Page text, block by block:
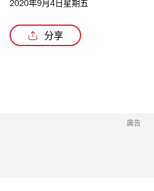
2020年9月4日星期五
分享
廣告